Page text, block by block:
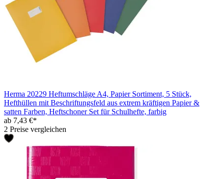
Herma 20229 Heftumschläge A4, Papier Sortiment, 5 Stück,
Hefthüllen mit Beschriftungsfeld aus extrem kräftigen Papier &
satten Farben, Heftschoner Set für Schulhefte, farbig
ab 7,43 €*
2 Preise vergleichen